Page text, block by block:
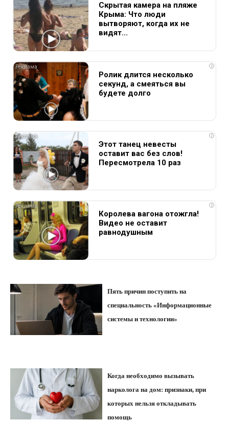
Скрытая камера на пляже
Крыма: Что люди
вытворяют, когда их не
видят...
i
Ролик длится несколько
секунд, а смеяться вы
будете долго
i
Этот танец невесты
оставит вас без слов!
Пересмотрела 10 раз
i
Королева вагона отожгла!
Видео не оставит
равнодушным
Пять причин поступить на
специальность «Информационные
системы и технологии»
Когда необходимо вызывать
нарколога на дом: признаки, при
которых нельзя откладывать
помощь